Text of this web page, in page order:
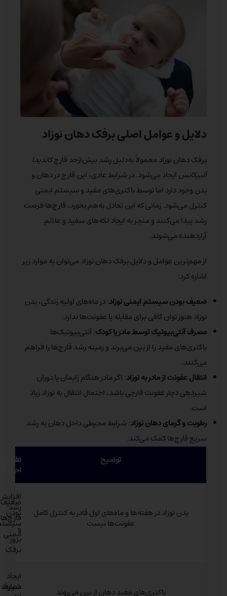
دلایل و عوامل اصلی برفک دهان نوزاد
برفک دهان نوزاد معمولاً به‌دلیل رشد بیش‌ازحد قارچکاندیدا
آلبیکانس ایجاد می‌شود. در شرایط عادی، این قارچ در دهان و
بدن وجود دارد اما توسط باکتری‌های مفید و سیستم ایمنی
کنترل می‌شود. زمانی که این تعادل به‌هم بخورد، قارچ‌ها فرصت
رشد پیدا می‌کنند و منجر به ایجاد لکه‌های سفید و علائم
آزاردهنده می‌شوند.
از مهم‌ترین عوامل و دلایل برفک دهان نوزاد می‌توان به موارد زیر
اشاره کرد:
ضعیف بودن سیستم ایمنی نوزاد: در ماه‌های اولیه زندگی، بدن
نوزاد هنوز توان کافی برای مقابله با عفونت‌ها ندارد.
مصرف آنتی‌بیوتیک توسط مادر یا کودک: آنتی‌بیوتیک‌ها
باکتری‌های مفید را از بین می‌برند و زمینه رشد قارچ‌ها را فراهم
می‌کنند.
انتقال عفونت از مادر به نوزاد: اگر مادر هنگام زایمان یا دوران
شیردهی دچار عفونت قارچی باشد، احتمال انتقال به نوزاد زیاد
است.
رطوبت و گرمای دهان نوزاد: شرایط محیطی داخل دهان به رشد
سریع قارچ‌ها کمک می‌کند.
توضیح
نتیجه
عامل
بدن نوزاد در هفته‌ها و ماه‌های اول قادر به کنترل کامل
عفونت‌ها نیست
رشد
قارچ‌ها
و
بروز
برفک
ضعیف
بودن
ایمنی
باکتری‌های مفید دهان از بین می‌روند
ایجاد
شرایط
مصرف